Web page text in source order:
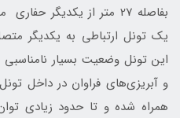
یک تونل ارتباطی به یکدیگر
اين تونل وضعيت بسيار
و آبريزی‌های فراوان در داخل
همراه شده و تا حدود زيادی